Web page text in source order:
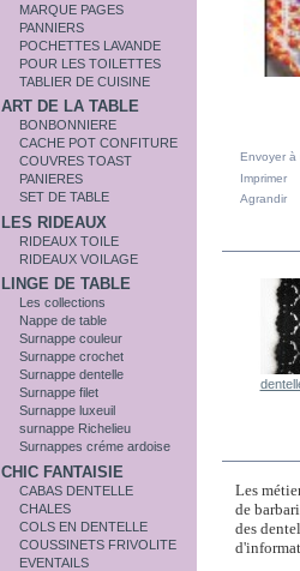
MARQUE PAGES
PANNIERS
POCHETTES LAVANDE
POUR LES TOILETTES
TABLIER DE CUISINE
ART DE LA TABLE
BONBONNIERE
CACHE POT CONFITURE
COUVRES TOAST
PANIERES
SET DE TABLE
LES RIDEAUX
RIDEAUX TOILE
RIDEAUX VOILAGE
LINGE DE TABLE
Les collections
Nappe de table
Surnappe couleur
Surnappe crochet
Surnappe dentelle
Surnappe filet
Surnappe luxeuil
surnappe Richelieu
Surnappes créme ardoise
CHIC FANTAISIE
CABAS DENTELLE
CHALES
COLS EN DENTELLE
COUSSINETS FRIVOLITE
EVENTAILS
Envoyer à
Imprimer
Agrandir
Les
de
des